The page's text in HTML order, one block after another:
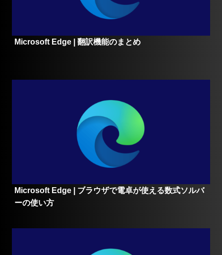
Microsoft Edge | 翻訳機能のまとめ
Microsoft Edge | ブラウザで電卓が使える数式ソルバ
ーの使い方